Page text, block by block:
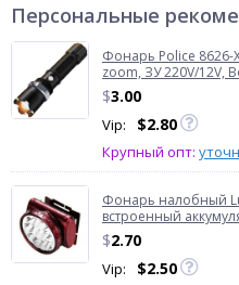
Персональные
Фонарь Police 8626-
zoom, ЗУ 220V/12V,
$3.00
Vip: $2.80
Крупный опт:
Фонарь налобный
встроенный
$2.70
Vip: $2.50